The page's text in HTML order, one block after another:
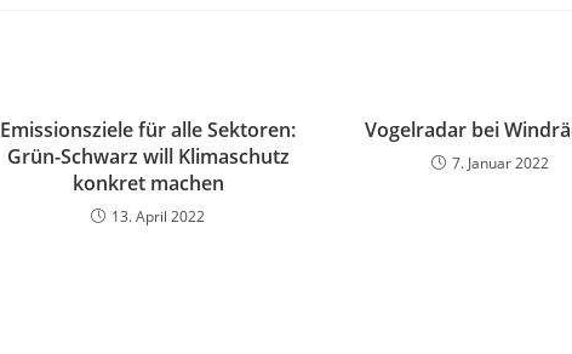
Emissionsziele für alle Sektoren:
Grün-Schwarz will Klimaschutz
konkret machen
13. April 2022
Vogelradar bei
7. Januar 2022